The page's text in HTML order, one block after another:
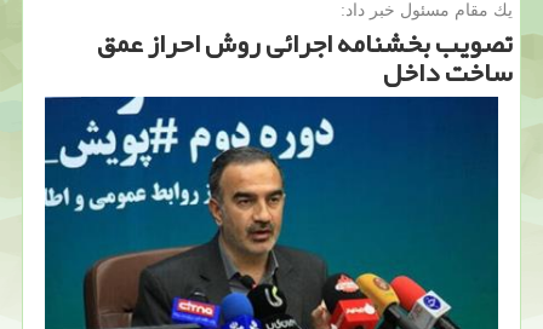
یك مقام مسئول خبر داد:
تصویب بخشنامه اجرائی روش احراز عمق
ساخت داخل